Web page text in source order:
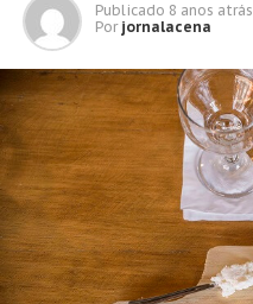
Publicado 8 anos atrás
Por jornalacena